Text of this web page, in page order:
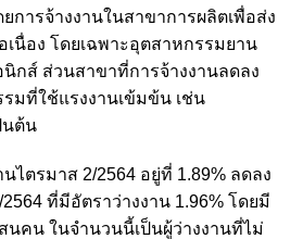
การจ้างงานในสาขาการผลิตเพื่อส่ง
เนื่อง โดยเฉพาะอุตสาหกรรมยาน
นิกส์ ส่วนสาขาที่การจ้างงานลดลง
มที่ใช้แรงงานเข้มข้น เช่น
นต้น
ไตรมาส 2/2564 อยู่ที่ 1.89% ลดลง
ที่มีอัตราว่างงาน 1.96% โดยมี
นคน ในจำนวนนี้เป็นผู้ว่างงานที่ไม่